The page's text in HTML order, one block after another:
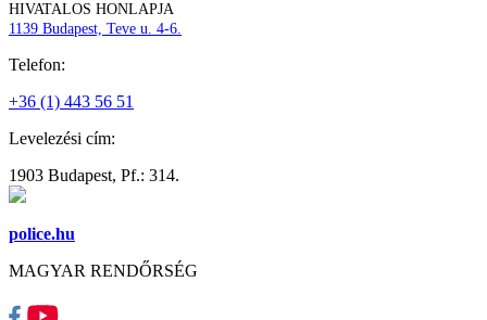
HIVATALOS HONLAPJA
1139 Budapest, Teve u. 4-6.
Telefon:
+36 (1) 443 56 51
Levelezési cím:
1903 Budapest, Pf.: 314.
police.hu
MAGYAR RENDŐRSÉG